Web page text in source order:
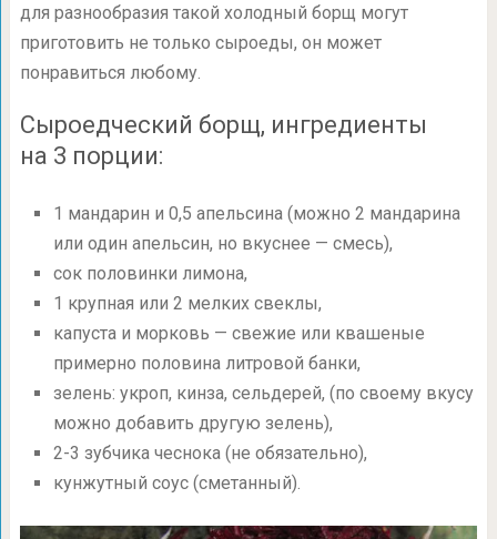
для разнообразия такой холодный борщ могут
приготовить не только сыроеды, он может
понравиться любому.
Сыроедческий борщ, ингредиенты
на 3 порции:
1 мандарин и 0,5 апельсина (можно 2 мандарина
или один апельсин, но вкуснее — смесь),
сок половинки лимона,
1 крупная или 2 мелких свеклы,
капуста и морковь — свежие или квашеные
примерно половина литровой банки,
зелень: укроп, кинза, сельдерей, (по своему вкусу
можно добавить другую зелень),
2-3 зубчика чеснока (не обязательно),
кунжутный соус (сметанный).